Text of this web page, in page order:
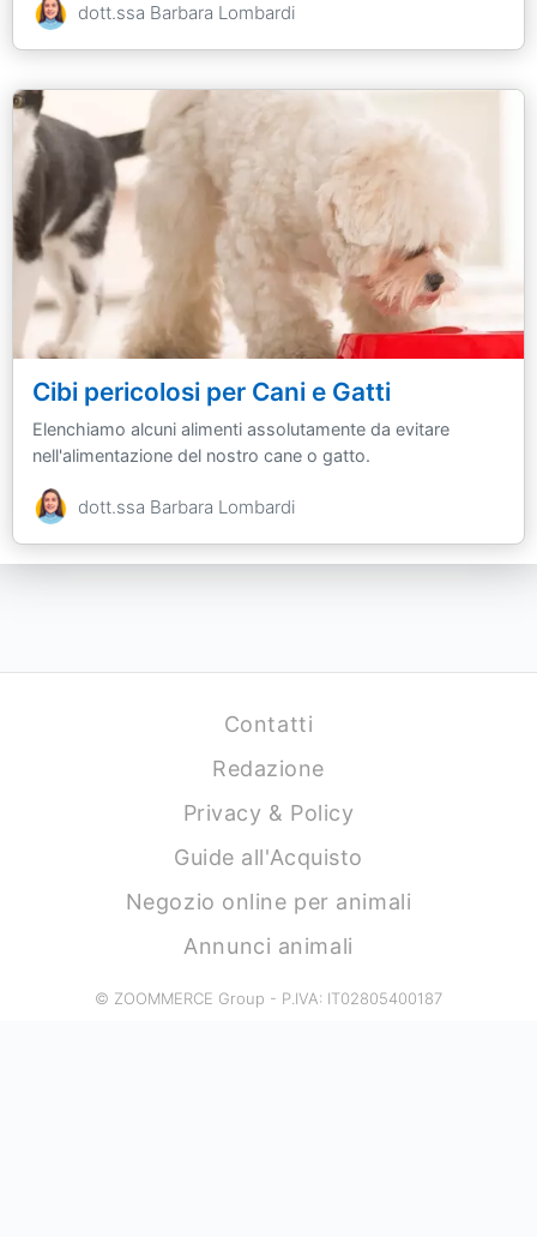
dott.ssa Barbara Lombardi
Cibi pericolosi per Cani e Gatti
Elenchiamo alcuni alimenti assolutamente da evitare
nell'alimentazione del nostro cane o gatto.
dott.ssa Barbara Lombardi
Contatti
Redazione
Privacy & Policy
Guide all'Acquisto
Negozio online per animali
Annunci animali
© ZOOMMERCE Group - P.IVA: IT02805400187